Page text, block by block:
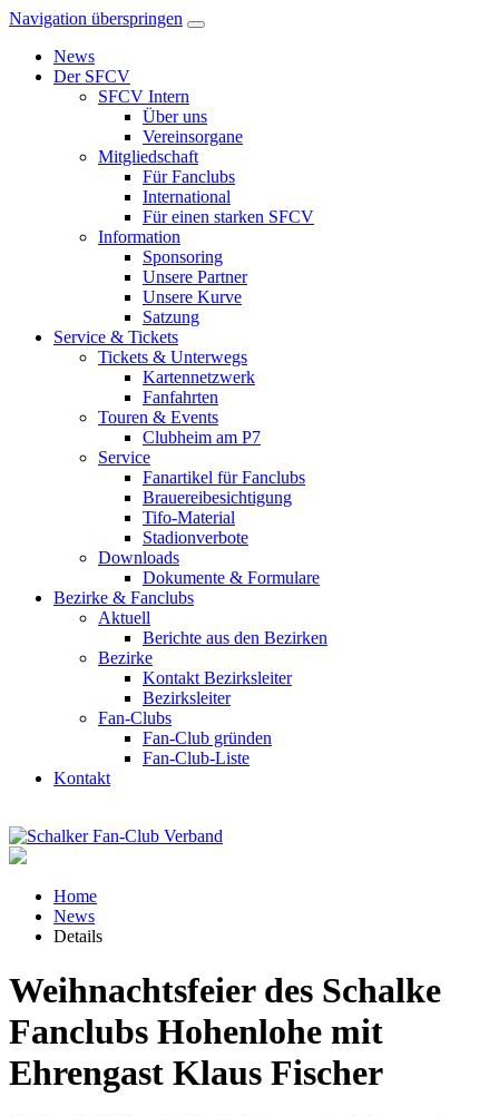
Navigation überspringen
News
Der SFCV
SFCV Intern
Über uns
Vereinsorgane
Mitgliedschaft
Für Fanclubs
International
Für einen starken SFCV
Information
Sponsoring
Unsere Partner
Unsere Kurve
Satzung
Service & Tickets
Tickets & Unterwegs
Kartennetzwerk
Fanfahrten
Touren & Events
Clubheim am P7
Service
Fanartikel für Fanclubs
Brauereibesichtigung
Tifo-Material
Stadionverbote
Downloads
Dokumente & Formulare
Bezirke & Fanclubs
Aktuell
Berichte aus den Bezirken
Bezirke
Kontakt Bezirksleiter
Bezirksleiter
Fan-Clubs
Fan-Club gründen
Fan-Club-Liste
Kontakt
Home
News
Details
Weihnachtsfeier des Schalke
Fanclubs Hohenlohe mit
Ehrengast Klaus Fischer